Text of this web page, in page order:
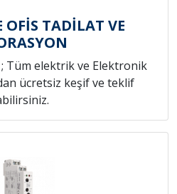
OFİS TADİLAT VE
Tüm elektrik ve Elektronik
ücretsiz keşif ve teklif